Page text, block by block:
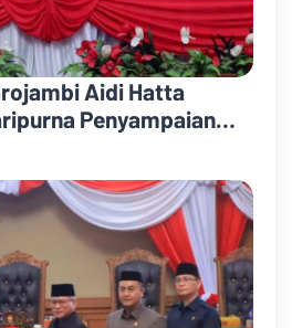
Aidi Hatta
Penyampaian
KUA-PPAS Tahun